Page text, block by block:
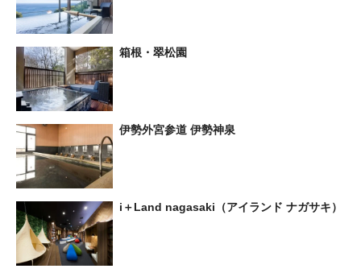
箱根・翠松園
伊勢外宮参道 伊勢神泉
i＋Land nagasaki（アイランド ナガサキ）